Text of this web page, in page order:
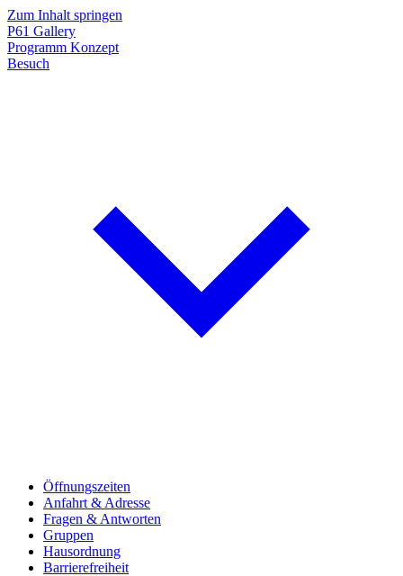
Zum Inhalt springen
P61 Gallery
Programm Konzept
Besuch
Öffnungszeiten
Anfahrt & Adresse
Fragen & Antworten
Gruppen
Hausordnung
Barrierefreiheit